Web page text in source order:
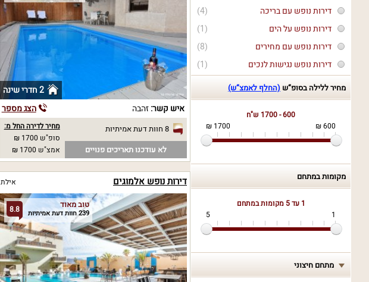
(4)
דירות נופש עם בריכה
(1)
דירות נופש על הים
(8)
דירות נופש עם מחירים
(1)
דירות נופש נגישות לנכים
מחיר ללילה בסופ“ש (החלף לאמצ“ש)
600 - 1700 ש"ח
600 ₪
1700 ₪
מקומות במתחם
1 עד 5
מקומות במתחם
1
5
מתחם חיצוני
2 חדרי שינה
איש קשר:זהבה הצג מספר
8 חוות דעת אמיתיות
לא עודכנו תאריכים פנויים
מחיר לדירה החל מ:
סופ"ש 1700 ₪
אמצ"ש 1700 ₪
דירות נופש אלמוגים אילת
8.8 טוב מאוד
239 חוות דעת אמיתיות